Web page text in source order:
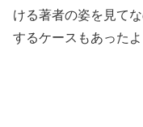
ける著者の姿を見て
するケースもあったよ